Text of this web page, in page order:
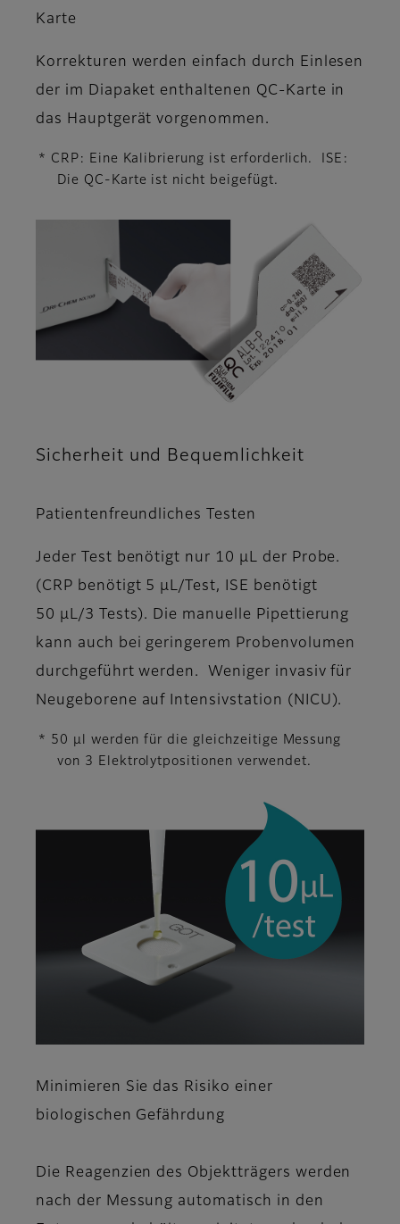
Karte
Korrekturen werden einfach durch Einlesen
der im Diapaket enthaltenen QC-Karte in
das Hauptgerät vorgenommen.
* CRP: Eine Kalibrierung ist erforderlich. ISE:
Die QC-Karte ist nicht beigefügt.
Sicherheit und Bequemlichkeit
Patientenfreundliches Testen
Jeder Test benötigt nur 10 μL der Probe.
(CRP benötigt 5 μL/Test, ISE benötigt
50 μL/3 Tests). Die manuelle Pipettierung
kann auch bei geringerem Probenvolumen
durchgeführt werden. Weniger invasiv für
Neugeborene auf Intensivstation (NICU).
* 50 μl werden für die gleichzeitige Messung
von 3 Elektrolytpositionen verwendet.
Minimieren Sie das Risiko einer
biologischen Gefährdung
Die Reagenzien des Objektträgers werden
nach der Messung automatisch in den